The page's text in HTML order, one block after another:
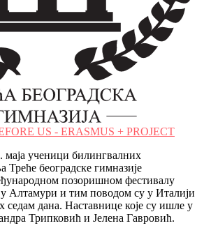
маја ученици билингвалних
Треће београдске гимназије
позоришном фестивалу
Алтамури и тим поводом су у Италији
седам дана. Наставнице које су ишле у
Трипковић и Јелена Гавровић.